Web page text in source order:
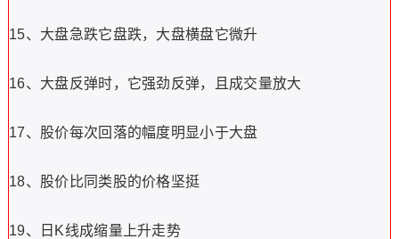
15、大盘急跌它盘跌，大盘横盘它微升
16、大盘反弹时，它强劲反弹，且成交量放大
17、股价每次回落的幅度明显小于大盘
18、股价比同类股的价格坚挺
19、日K线成缩量上升走势